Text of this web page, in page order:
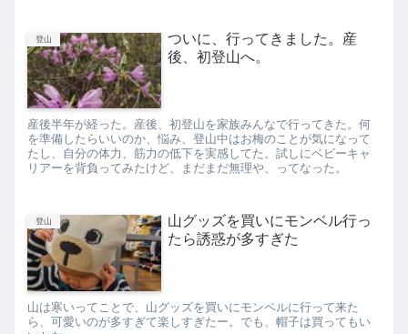
登山
ついに、行ってきました。産
後、初登山へ。
産後半年が経った。産後、初登山を家族みんなで行ってきた。何
を準備したらいいのか、悩み、登山中はお梅のことが気になって
たし、自分の体力、筋力の低下を実感してた。試しにベビーキャ
リアーを背負ってみたけど、まだまだ無理や、ってなった。
登山
山グッズを買いにモンベル行っ
たら誘惑が多すぎた
山は寒いってことで、山グッズを買いにモンベルに行って来た
ら、可愛いのが多すぎて楽しすぎたー。でも、帽子は買ってもい